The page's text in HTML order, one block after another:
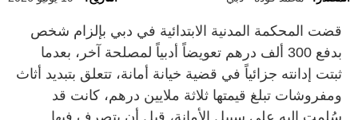
قضت المحكمة المدنية الابتدائية في دبي بإلزام شخص
بدفع 300 ألف درهم تعويضاً أدبياً لمصلحة آخر، بعدما
ثبتت إدانته جزائياً في قضية خيانة أمانة، تتعلق بتبديد أثاث
ومفروشات تبلغ قيمتها ثلاثة ملايين درهم، كانت قد
سُلمت إليه على سبيل الأمانة، قبل أن يتصرف فيها